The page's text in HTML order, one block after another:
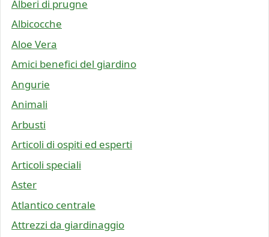
Alberi di prugne
Albicocche
Aloe Vera
Amici benefici del giardino
Angurie
Animali
Arbusti
Articoli di ospiti ed esperti
Articoli speciali
Aster
Atlantico centrale
Attrezzi da giardinaggio